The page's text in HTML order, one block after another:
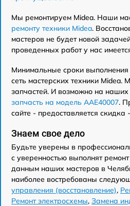
Мы ремонтируем Midea. Наши
ремонту техники Midea.
мастеров не будет новой
проведенных работ у нас
Минимальные сроки
сеть мастерских техники Midea.
запчастей. И возможно на
запчасть на модель AAE40007.
сайте - предоставляется скидка
Знаем свое дело
Будьте уверены в
с уверенностью выполнят
данным наших мастеров в
наиболее востребованы
управления (восстановление),
Ремонт электросхемы, Замена